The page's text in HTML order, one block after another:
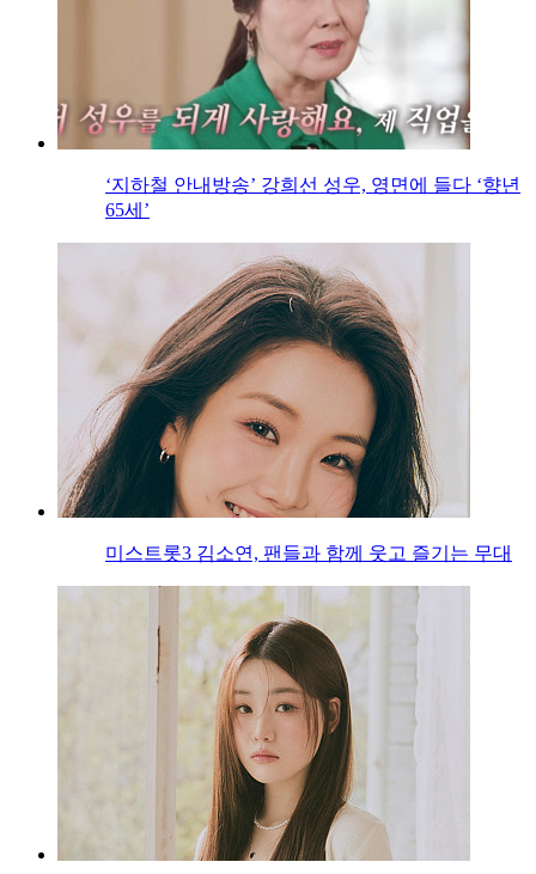
‘지하철 안내방송’ 강희선 성우, 영면에 들다 ‘향년
65세’
미스트롯3 김소연, 팬들과 함께 웃고 즐기는 무대